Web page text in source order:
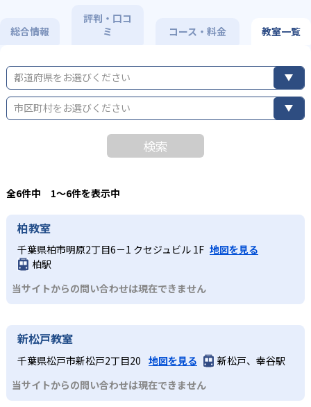
総合情報
評判・口コ
ミ
コース・料金 教室一覧
都道府県をお選びください
市区町村をお選びください
検索
全6件中 1〜6件を表示中
柏教室
千葉県柏市明原2丁目6－1 クセジュビル 1F 地図を見る
柏駅
当サイトからの問い合わせは現在できません
新松戸教室
千葉県松戸市新松戸2丁目20 地図を見る
新松戸、幸谷駅
当サイトからの問い合わせは現在できません